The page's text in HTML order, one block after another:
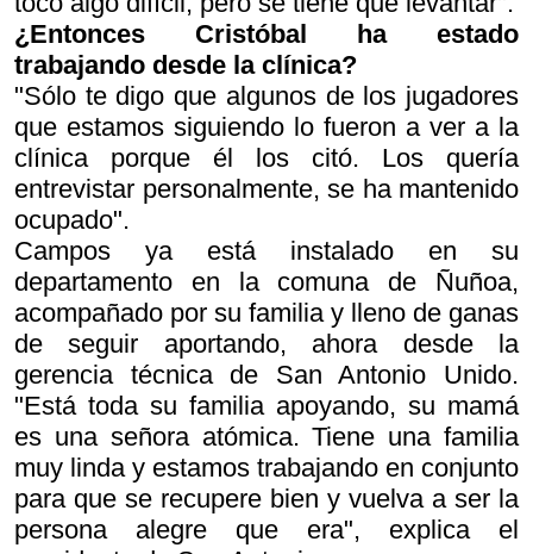
¿Entonces Cristóbal ha estado
trabajando desde la clínica?
"Sólo te digo que algunos de los jugadores
que estamos siguiendo lo fueron a ver a la
clínica porque él los citó. Los quería
entrevistar personalmente, se ha mantenido
ocupado".
Campos ya está instalado en su
departamento en la comuna de Ñuñoa,
acompañado por su familia y lleno de ganas
de seguir aportando, ahora desde la
gerencia técnica de San Antonio Unido.
"Está toda su familia apoyando, su mamá
es una señora atómica. Tiene una familia
muy linda y estamos trabajando en conjunto
para que se recupere bien y vuelva a ser la
persona alegre que era", explica el